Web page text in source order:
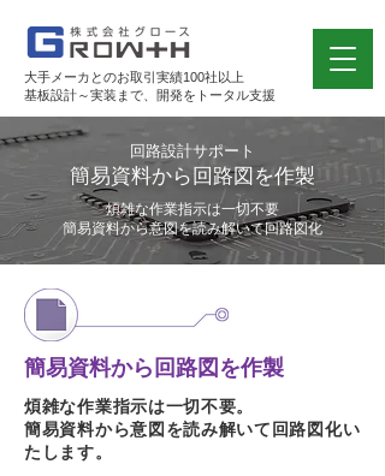
大手メーカとのお取引実績100社以上
基板設計～実装まで、開発をトータル支援
回路設計サポート
簡易資料から回路図を作製
煩雑な作業指示は一切不要
簡易資料から意図を読み解いて回路図化
簡易資料から回路図を作製
煩雑な作業指示は一切不要。
簡易資料から意図を読み解いて回路図化い
たします。